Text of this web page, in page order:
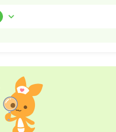
気になる 詳細